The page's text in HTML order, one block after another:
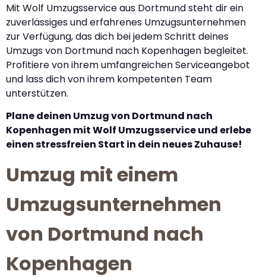
Mit Wolf Umzugsservice aus Dortmund steht dir ein
zuverlässiges und erfahrenes Umzugsunternehmen
zur Verfügung, das dich bei jedem Schritt deines
Umzugs von Dortmund nach Kopenhagen begleitet.
Profitiere von ihrem umfangreichen Serviceangebot
und lass dich von ihrem kompetenten Team
unterstützen.
Plane deinen Umzug von Dortmund nach
Kopenhagen mit Wolf Umzugsservice und erlebe
einen stressfreien Start in dein neues Zuhause!
Umzug mit einem
Umzugsunternehmen
von Dortmund nach
Kopenhagen